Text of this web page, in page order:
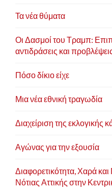
Τα νέα θύματα
Οι Δασμοί του Τραμπ:
αντιδράσεις και
Πόσο δίκιο είχε
Μια νέα εθνική τραγωδία
Διαχείριση της εκλογικής
Αγώνας για την εξουσία
Διαφορετικότητα, Χαρά
Νότιας Αττικής στην